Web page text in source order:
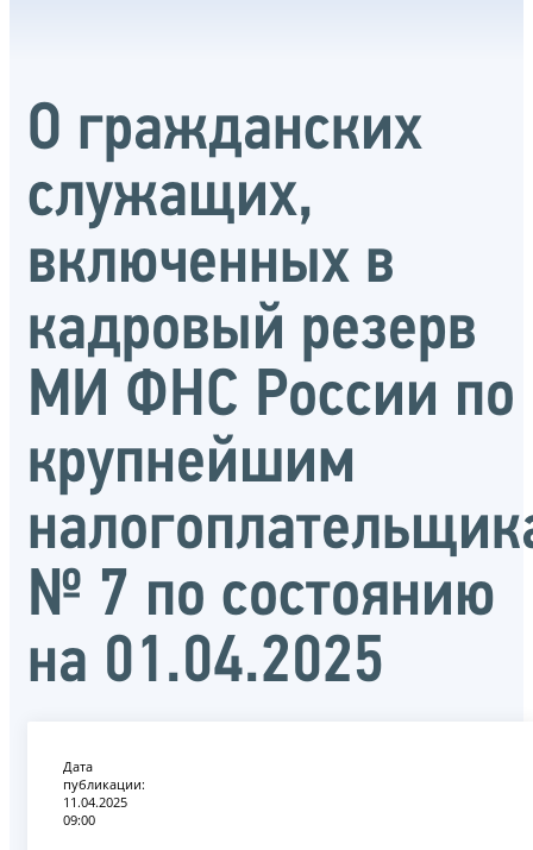
О гражданских
служащих,
включенных в
кадровый резерв
МИ ФНС России по
крупнейшим
№ 7 по состоянию
на 01.04.2025
Дата
публикации:
11.04.2025
09:00